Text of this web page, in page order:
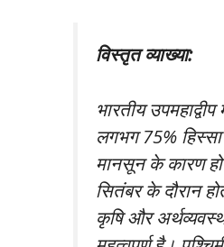
विस्तृत व्याख्या:
भारतीय उपमहाद्वीप
लगभग 75% हिस्सा
मानसून के कारण
सितंबर के दौरान
कृषि और